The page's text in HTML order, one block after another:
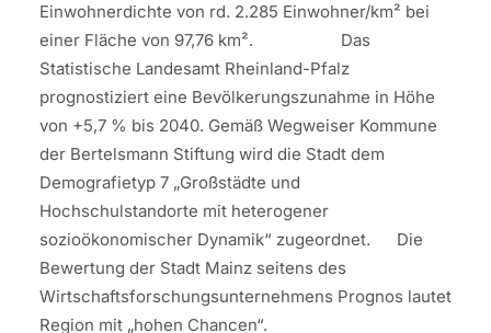
Einwohnerdichte von rd. 2.285 Einwohner/km² bei
einer Fläche von 97,76 km². Das
Statistische Landesamt Rheinland-Pfalz
prognostiziert eine Bevölkerungszunahme in Höhe
von +5,7 % bis 2040. Gemäß Wegweiser Kommune
der Bertelsmann Stiftung wird die Stadt dem
Demografietyp 7 „Großstädte und
Hochschulstandorte mit heterogener
sozioökonomischer Dynamik“ zugeordnet. Die
Bewertung der Stadt Mainz seitens des
Wirtschaftsforschungsunternehmens Prognos lautet
Region mit „hohen Chancen“.